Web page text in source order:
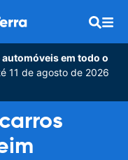
em todo o
11 de agosto de 2026